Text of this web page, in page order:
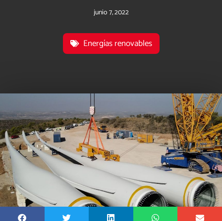
junio 7, 2022
Energías renovables